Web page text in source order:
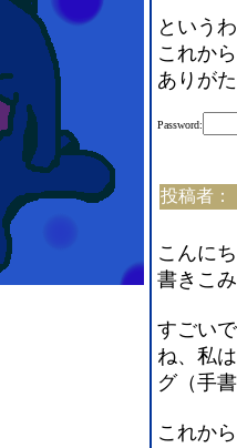
という
これか
ありが
Password:
投稿者：
こんに
書きこ
すごい
ね、私
グ（手
これか